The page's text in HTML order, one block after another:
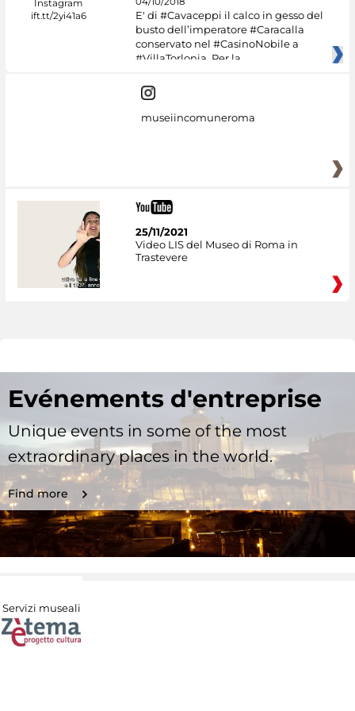
E' di #Cavaceppi il calco in gesso del
busto dell’imperatore #Caracalla
conservato nel #CasinoNobile a
#VillaTorlonia. Per la
museiincomuneroma
25/11/2021
Video LIS del Museo di Roma in
Trastevere
Evénements d'entreprise
Unique events in some of the most
extraordinary places in the world.
Find more
Servizi museali